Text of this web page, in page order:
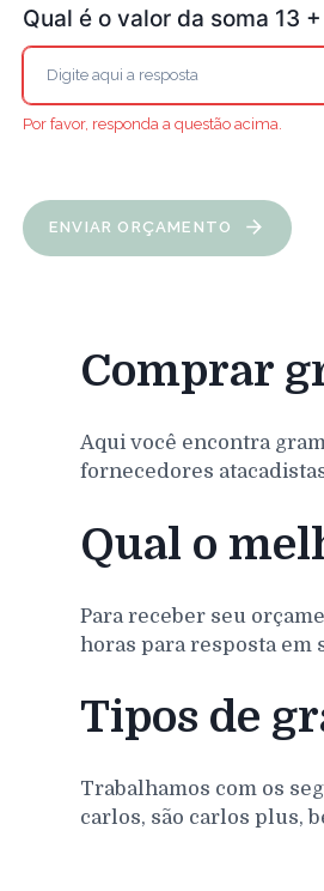
Qual é o valor da soma 13 +
Por favor, responda a questão acima.
ENVIAR ORÇAMENTO
Comprar
Aqui você encontra
fornecedores
Qual o
Para receber seu
horas para resposta em
Tipos de
Trabalhamos com os
carlos, são carlos plus,